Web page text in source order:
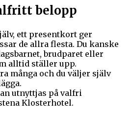
belopp
ett presentkort ger
de allra flesta. Du kanske
brudparet eller
alltid ställer upp.
många och du väljer själv
utnyttjas på valfri
Klosterhotel.